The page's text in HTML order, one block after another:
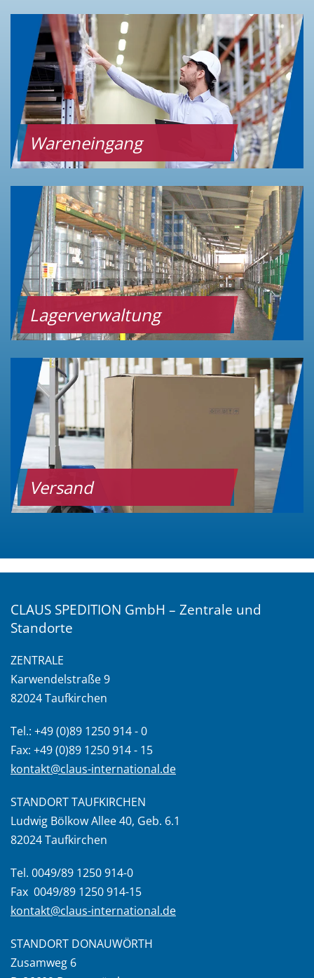
Wareneingang
Lagerverwaltung
Versand
CLAUS SPEDITION GmbH – Zentrale und
Standorte
ZENTRALE
Karwendelstraße 9
82024 Taufkirchen
Tel.: +49 (0)89 1250 914 - 0
Fax: +49 (0)89 1250 914 - 15
kontakt@claus-international.de
STANDORT TAUFKIRCHEN
Ludwig Bölkow Allee 40, Geb. 6.1
82024 Taufkirchen
Tel. 0049/89 1250 914-0
Fax 0049/89 1250 914-15
kontakt@claus-international.de
STANDORT DONAUWÖRTH
Zusamweg 6